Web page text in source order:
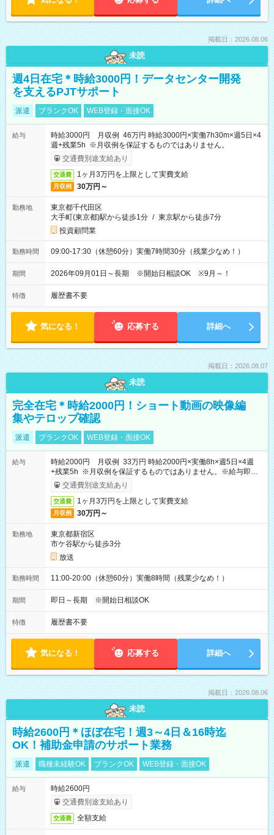
掲載日：2026.08.06
未読
週4日在宅＊時給3000円！データセンター開発
を支えるPJTサポート
派遣 ブランクOK WEB登録・面接OK
給与
時給3000円 月収例 46万円 時給3000円×実働7h30m×週5日×4
週+残業5h ※月収例を保証するものではありません。
交通費別途支給あり
交通費 1ヶ月3万円を上限として実費支給
月収例 30万円～
勤務地
東京都千代田区
大手町(東京都)駅から徒歩1分 / 東京駅から徒歩7分
投資顧問業
勤務時間 09:00-17:30（休憩60分）実働7時間30分（残業少なめ！）
期間 2026年09月01日～長期 ※開始日相談OK ※9月～！
特徴 履歴書不要
気になる！ 応募する 詳細へ
掲載日：2026.08.07
未読
完全在宅＊時給2000円！ショート動画の映像編
集やテロップ確認
派遣 ブランクOK WEB登録・面接OK
給与
時給2000円 月収例 33万円 時給2000円×実働8h×週5日×4週
+残業5h ※月収例を保証するものではありません。※給与即受
取りサービス利用可（利用条件有）
交通費別途支給あり
交通費 1ヶ月3万円を上限として実費支給
月収例 30万円～
勤務地
東京都新宿区
市ケ谷駅から徒歩3分
放送
勤務時間 11:00-20:00（休憩60分）実働8時間（残業少なめ！）
期間 即日～長期 ※開始日相談OK
特徴 履歴書不要
気になる！ 応募する 詳細へ
掲載日：2026.08.06
未読
時給2600円＊ほぼ在宅！週3～4日＆16時迄
OK！補助金申請のサポート業務
派遣 職種未経験OK ブランクOK WEB登録・面接OK
給与
時給2600円
交通費別途支給あり
交通費 全額支給